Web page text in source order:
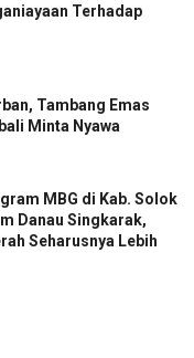
Terhadap
Tambang Emas
Minta Nyawa
MBG di Kab. Solok
Danau Singkarak,
Seharusnya Lebih